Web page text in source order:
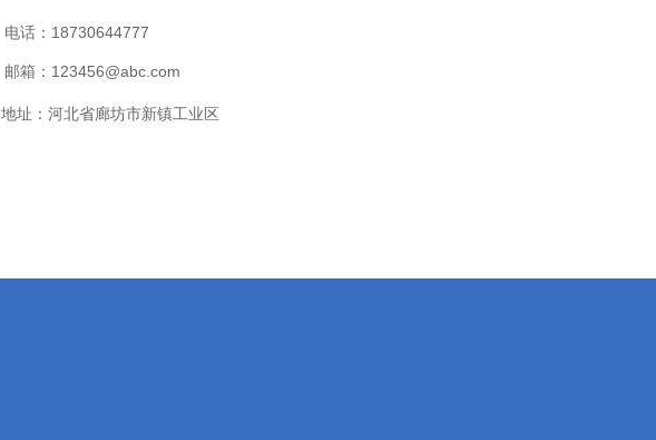
电话：18730644777
邮箱：123456@abc.com
地址：河北省廊坊市新镇工业区